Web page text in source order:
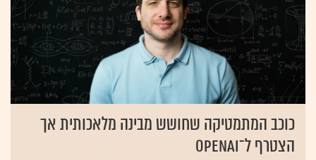
כוכב המתמטיקה שחושש מבינה מלאכותית אך
הצטרף ל־OpenAI